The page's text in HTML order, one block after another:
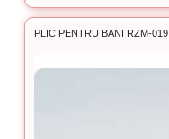
PLIC PENTRU BANI RZM-019